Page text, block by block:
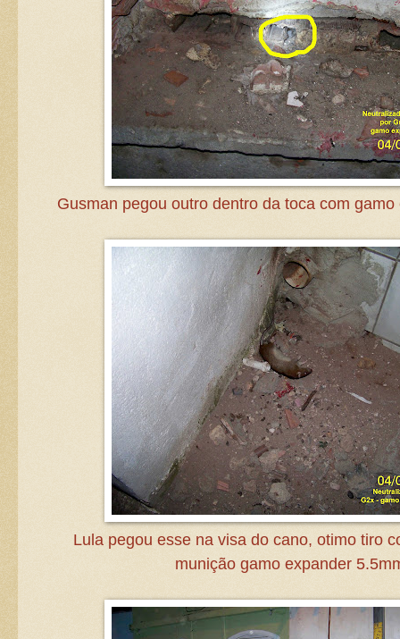
Gusman pegou outro dentro da toca com
Lula pegou esse na visa do cano, otimo tiro
munição gamo expander